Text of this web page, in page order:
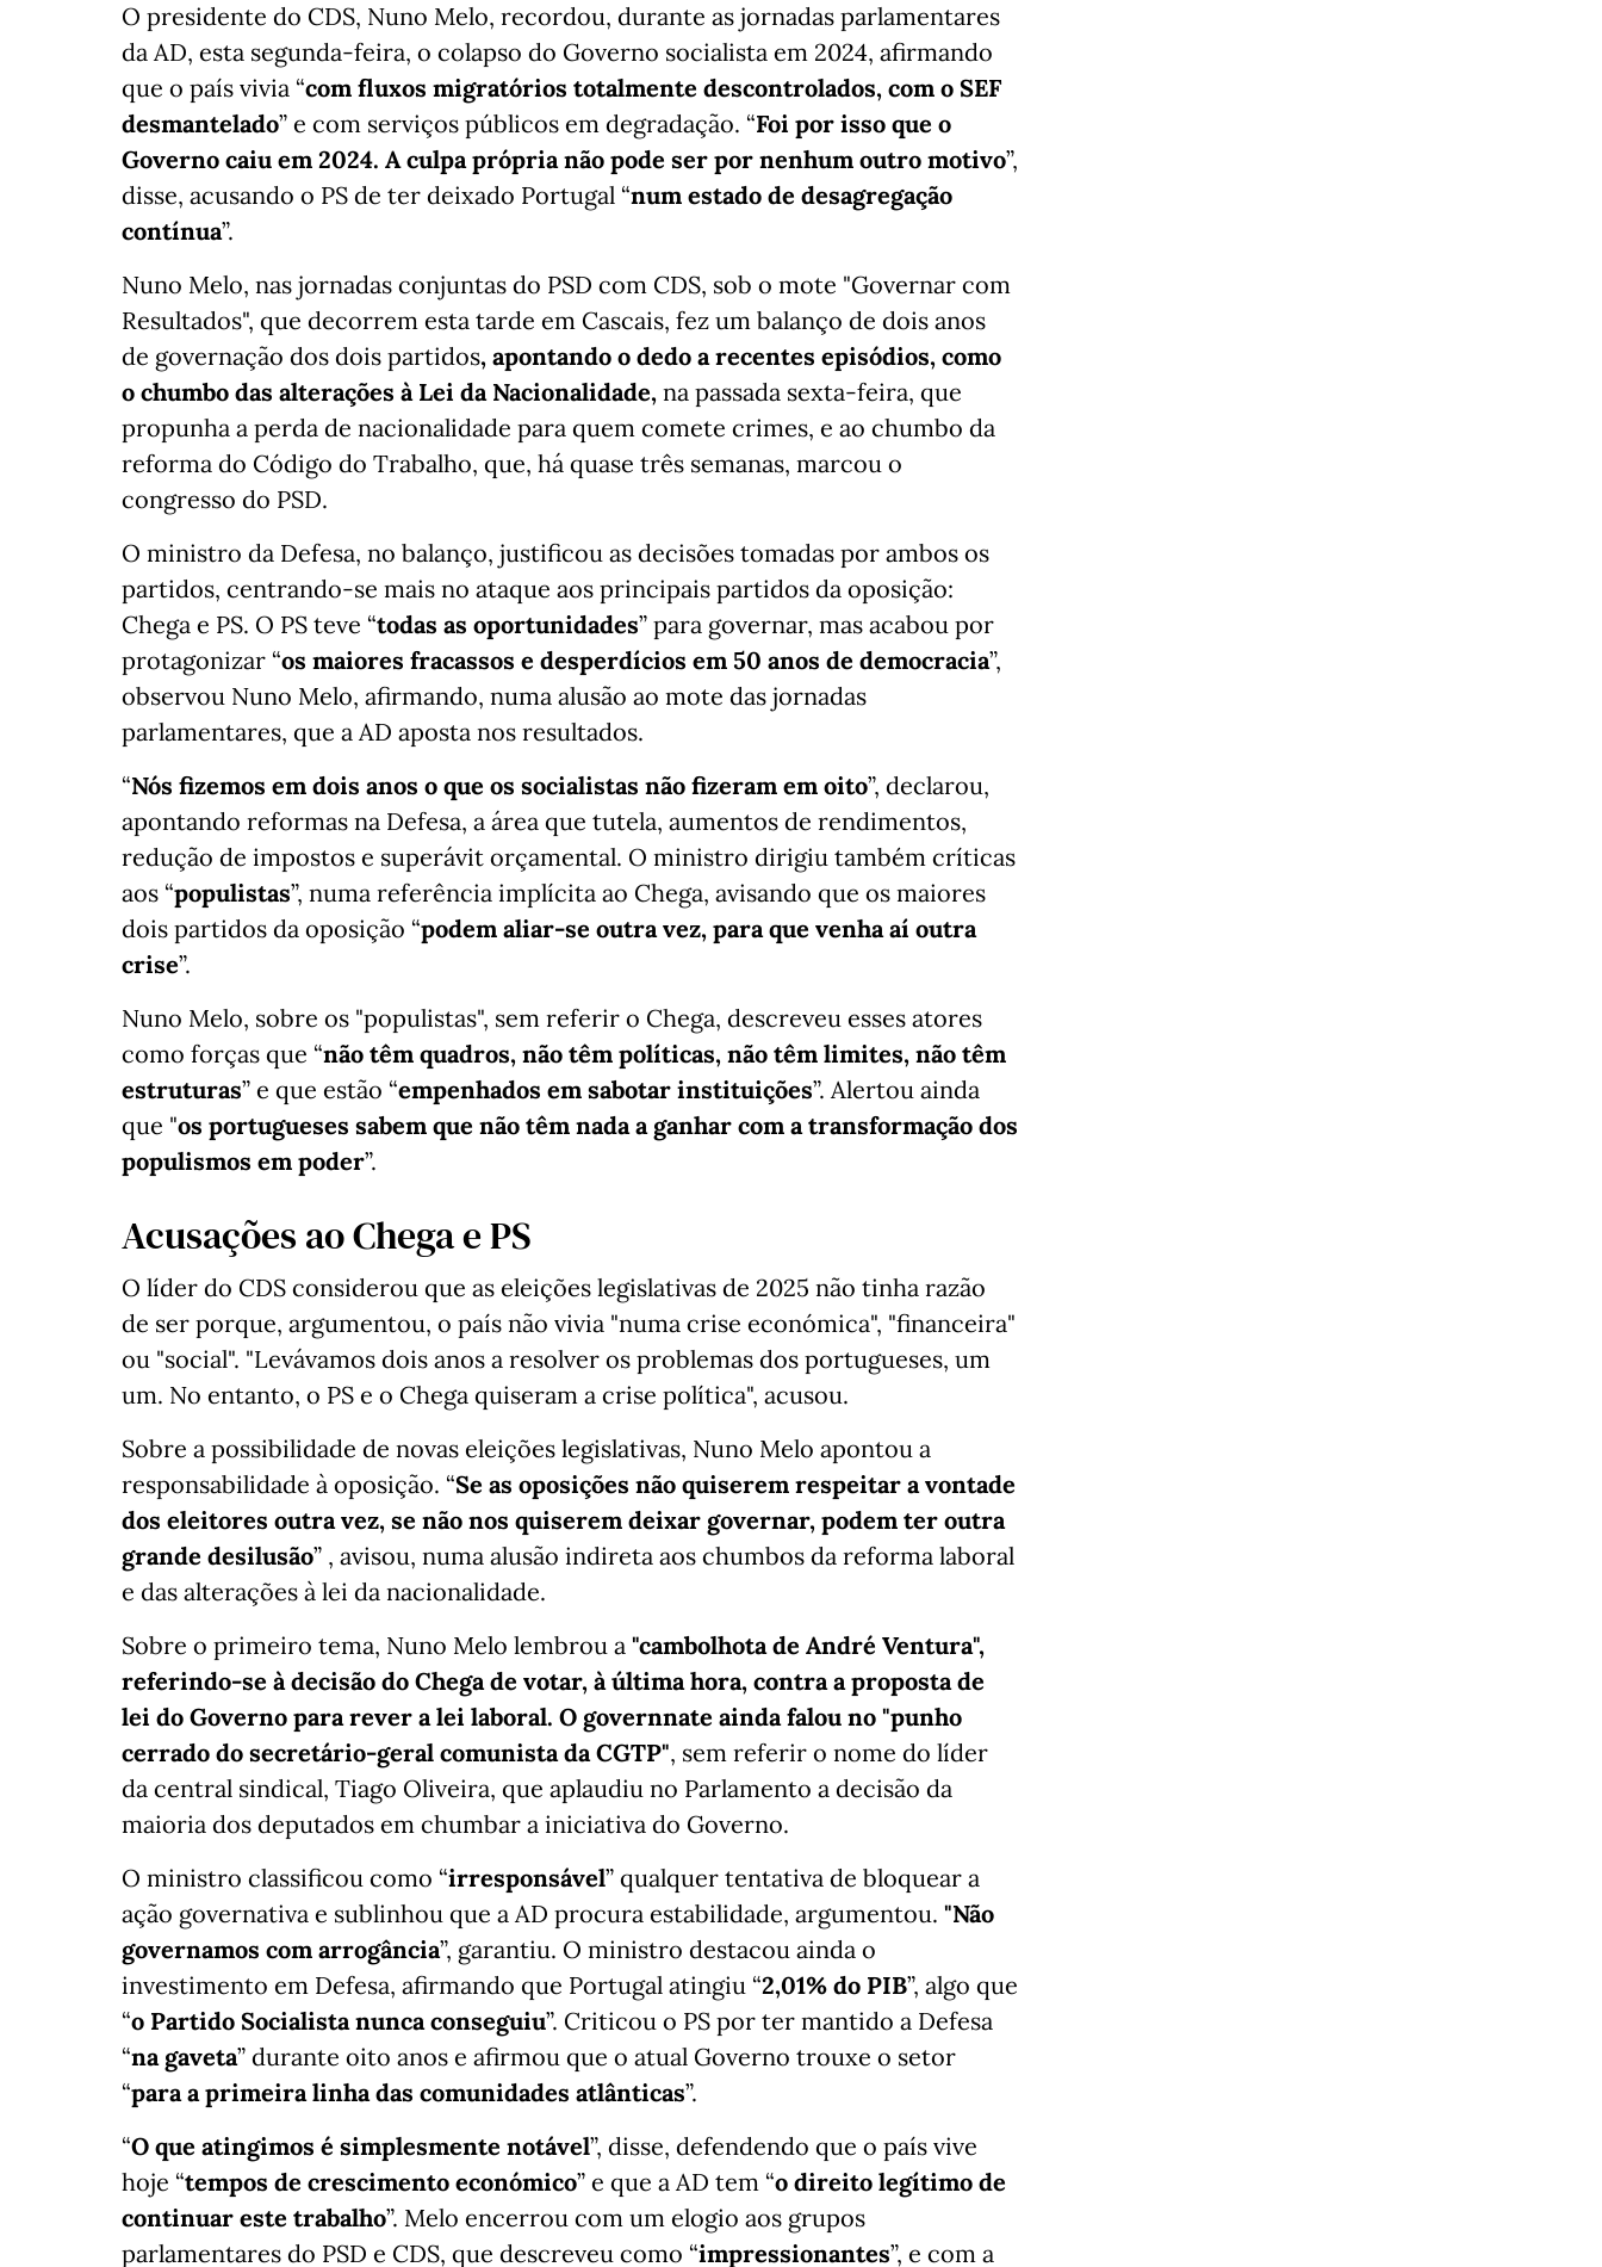
O presidente do CDS, Nuno Melo, recordou, durante as jornadas parlamentares
da AD, esta segunda-feira, o colapso do Governo socialista em 2024, afirmando
que o país vivia “com fluxos migratórios totalmente descontrolados, com o SEF
desmantelado” e com serviços públicos em degradação. “Foi por isso que o
Governo caiu em 2024. A culpa própria não pode ser por nenhum outro motivo”,
disse, acusando o PS de ter deixado Portugal “num estado de desagregação
contínua”.
Nuno Melo, nas jornadas conjuntas do PSD com CDS, sob o mote "Governar com
Resultados", que decorrem esta tarde em Cascais, fez um balanço de dois anos
de governação dos dois partidos, apontando o dedo a recentes episódios, como
o chumbo das alterações à Lei da Nacionalidade, na passada sexta-feira, que
propunha a perda de nacionalidade para quem comete crimes, e ao chumbo da
reforma do Código do Trabalho, que, há quase três semanas, marcou o
congresso do PSD.
O ministro da Defesa, no balanço, justificou as decisões tomadas por ambos os
partidos, centrando-se mais no ataque aos principais partidos da oposição:
Chega e PS. O PS teve “todas as oportunidades” para governar, mas acabou por
protagonizar “os maiores fracassos e desperdícios em 50 anos de democracia”,
observou Nuno Melo, afirmando, numa alusão ao mote das jornadas
parlamentares, que a AD aposta nos resultados.
“Nós fizemos em dois anos o que os socialistas não fizeram em oito”, declarou,
apontando reformas na Defesa, a área que tutela, aumentos de rendimentos,
redução de impostos e superávit orçamental. O ministro dirigiu também críticas
aos “populistas”, numa referência implícita ao Chega, avisando que os maiores
dois partidos da oposição “podem aliar-se outra vez, para que venha aí outra
crise”.
Nuno Melo, sobre os "populistas", sem referir o Chega, descreveu esses atores
como forças que “não têm quadros, não têm políticas, não têm limites, não têm
estruturas” e que estão “empenhados em sabotar instituições”. Alertou ainda
que "os portugueses sabem que não têm nada a ganhar com a transformação dos
populismos em poder”.
Acusações ao Chega e PS
O líder do CDS considerou que as eleições legislativas de 2025 não tinha razão
de ser porque, argumentou, o país não vivia "numa crise económica", "financeira"
ou "social". "Levávamos dois anos a resolver os problemas dos portugueses, um
um. No entanto, o PS e o Chega quiseram a crise política", acusou.
Sobre a possibilidade de novas eleições legislativas, Nuno Melo apontou a
responsabilidade à oposição. “Se as oposições não quiserem respeitar a vontade
dos eleitores outra vez, se não nos quiserem deixar governar, podem ter outra
grande desilusão” , avisou, numa alusão indireta aos chumbos da reforma laboral
e das alterações à lei da nacionalidade.
Sobre o primeiro tema, Nuno Melo lembrou a "cambolhota de André Ventura",
referindo-se à decisão do Chega de votar, à última hora, contra a proposta de
lei do Governo para rever a lei laboral. O governnate ainda falou no "punho
cerrado do secretário-geral comunista da CGTP", sem referir o nome do líder
da central sindical, Tiago Oliveira, que aplaudiu no Parlamento a decisão da
maioria dos deputados em chumbar a iniciativa do Governo.
O ministro classificou como “irresponsável” qualquer tentativa de bloquear a
ação governativa e sublinhou que a AD procura estabilidade, argumentou. "Não
governamos com arrogância”, garantiu. O ministro destacou ainda o
investimento em Defesa, afirmando que Portugal atingiu “2,01% do PIB”, algo que
“o Partido Socialista nunca conseguiu”. Criticou o PS por ter mantido a Defesa
“na gaveta” durante oito anos e afirmou que o atual Governo trouxe o setor
“para a primeira linha das comunidades atlânticas”.
“O que atingimos é simplesmente notável”, disse, defendendo que o país vive
hoje “tempos de crescimento económico” e que a AD tem “o direito legítimo de
continuar este trabalho”. Melo encerrou com um elogio aos grupos
parlamentares do PSD e CDS, que descreveu como “impressionantes”, e com a